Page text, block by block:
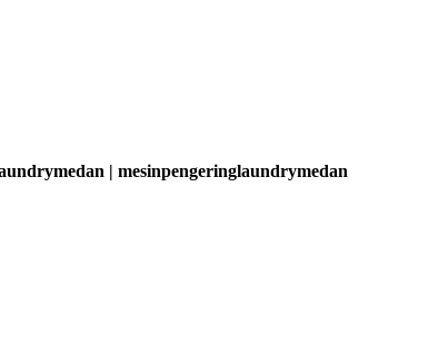
| mesinpengeringlaundrymedan